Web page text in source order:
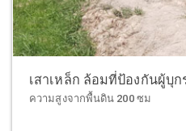
เสาเหล็ก ล้อมที่ป้องกันผู้บุก
ความสูงจากพื้นดิน 200 ซม